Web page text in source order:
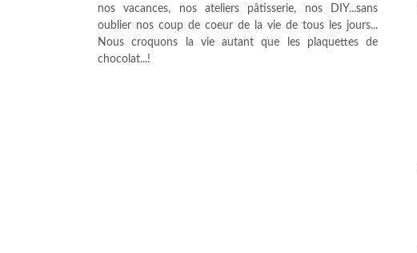
nos vacances, nos ateliers pâtisserie, nos DIY...sans
oublier nos coup de coeur de la vie de tous les jours...
Nous croquons la vie autant que les plaquettes de
chocolat...!